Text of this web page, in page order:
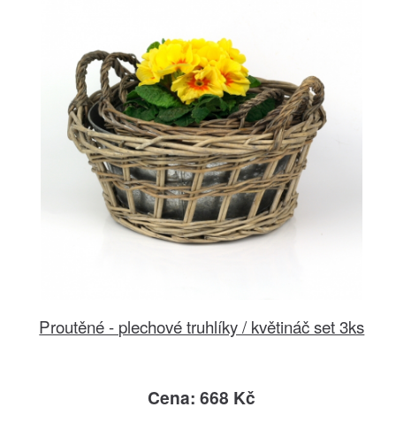
Proutěné - plechové truhlíky / květináč set 3ks
Cena: 668 Kč